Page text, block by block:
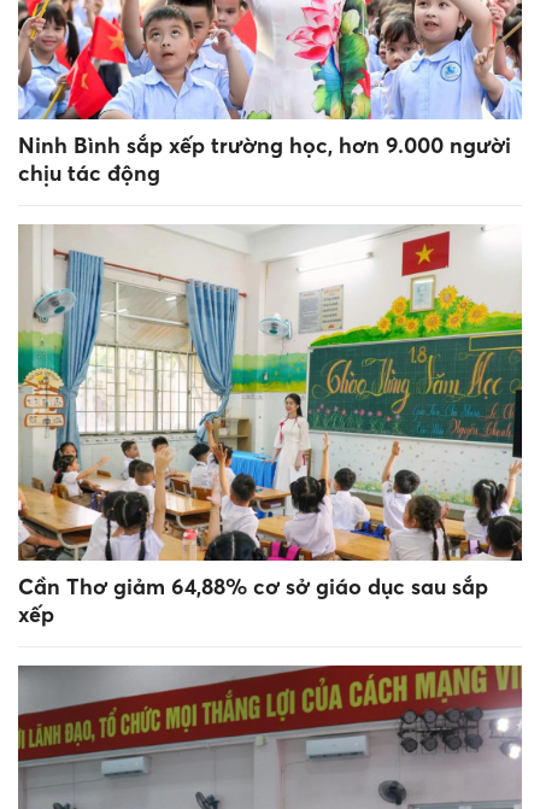
Ninh Bình sắp xếp trường học, hơn 9.000 người
chịu tác động
Cần Thơ giảm 64,88% cơ sở giáo dục sau sắp
xếp